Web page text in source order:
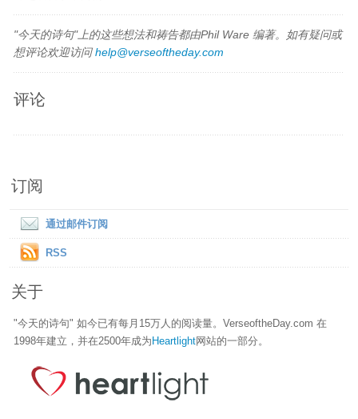
"今天的诗句"上的这些想法和祷告都由Phil Ware 编著。如有疑问或
想评论欢迎访问help@verseoftheday.com
评论
订阅
通过邮件订阅
RSS
关于
"今天的诗句" 如今已有每月15万人的阅读量。VerseoftheDay.com 在
1998年建立，并在2500年成为 Heartlight网站的一部分。